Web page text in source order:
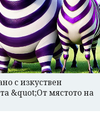
с изкуствен
&quot;От мястото на